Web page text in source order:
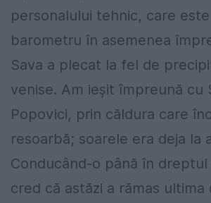
personalului tehnic, care
barometru în asemenea
Sava a plecat la fel de
venise. Am ieşit împreună cu
Popovici, prin căldura care
resoarbă; soarele era deja la
Conducând-o până în dreptul
cred că astăzi a rămas ultima